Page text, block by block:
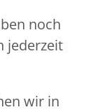
wir in